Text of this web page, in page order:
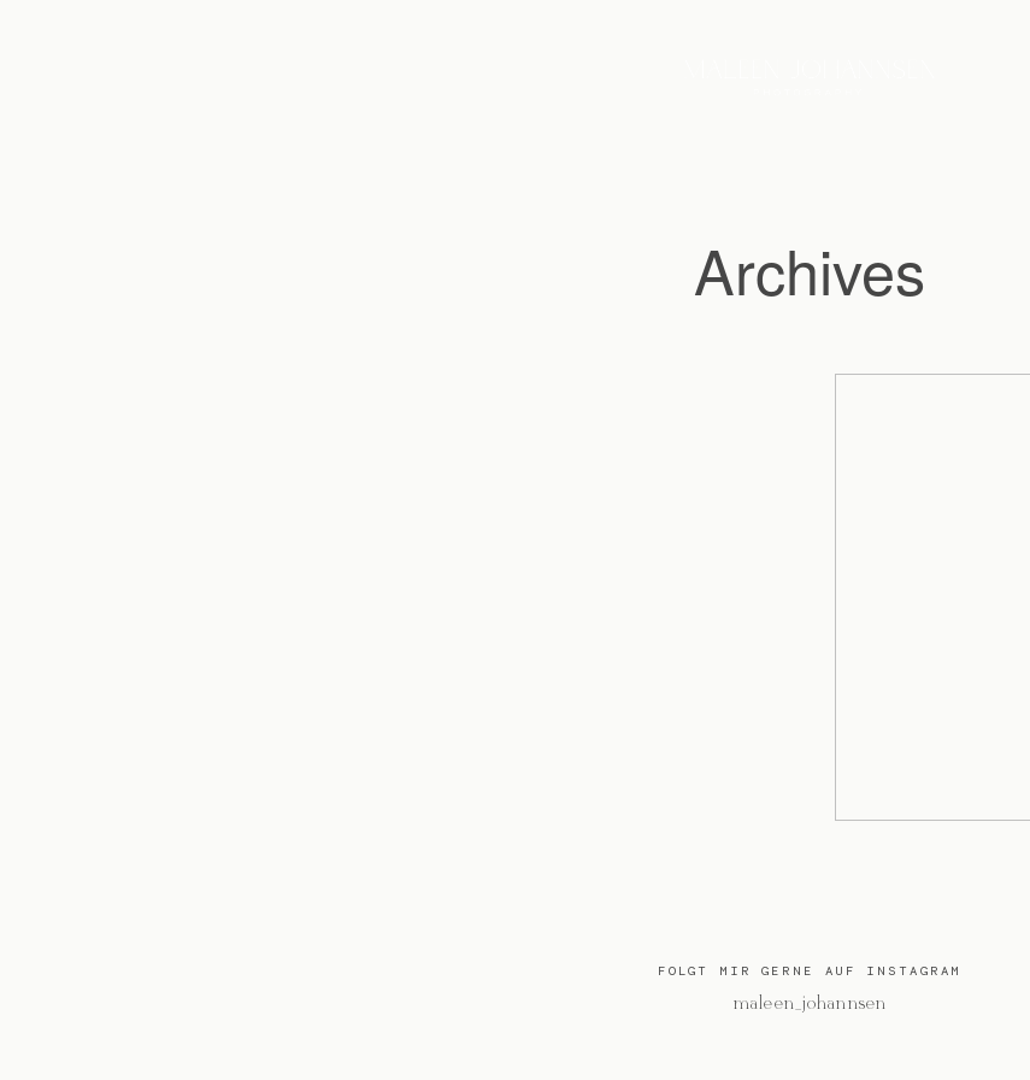
Archives
FOLGT MIR GERNE AUF INSTAGRAM
@maleen_johannsen